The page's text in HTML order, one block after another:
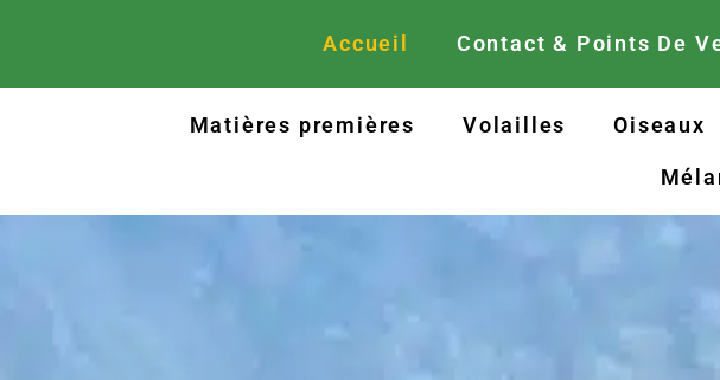
Accueil Contact & Points De
Matières premières Volailles Oiseaux